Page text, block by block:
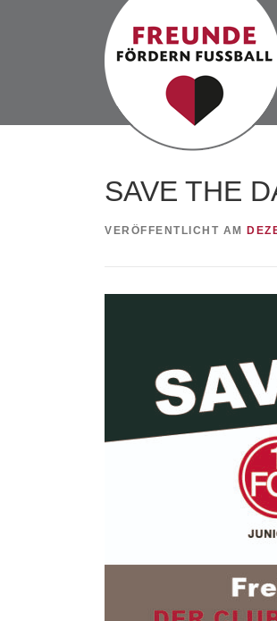
SAVE THE
VERÖFFENTLICHT AM